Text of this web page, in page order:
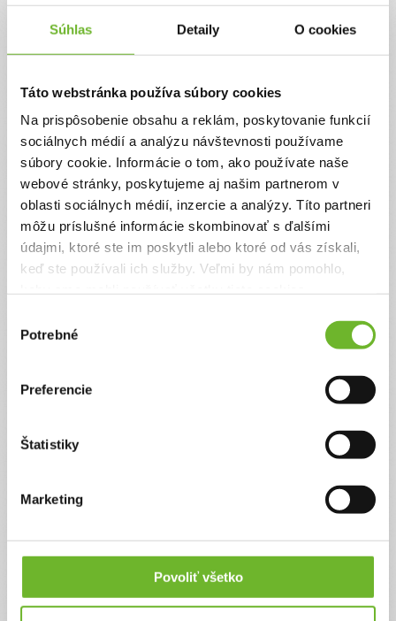
Súhlas Detaily O cookies
Táto webstránka používa súbory cookies
Na prispôsobenie obsahu a reklám, poskytovanie funkcií
sociálnych médií a analýzu návštevnosti používame
súbory cookie. Informácie o tom, ako používate naše
webové stránky, poskytujeme aj našim partnerom v
oblasti sociálnych médií, inzercie a analýzy. Títo partneri
môžu príslušné informácie skombinovať s ďalšími
údajmi, ktoré ste im poskytli alebo ktoré od vás získali,
keď ste používali ich služby. Veľmi by nám pomohlo,
súhlasu
Potrebné
Preferencie
Štatistiky
Marketing
Povoliť všetko
–vedie malý tím vAliancii stredoškolákov, kde sa podieľa na
zastupovaní hlasu študentov a osvete napr. v témach práce s emóciami,
– aktívne pracovala
mládežníckom parlamente BBSK aj školskom
– organizovalaverejné politické diskusie pre mladýchv Banskej
Okrem toho je srdcom umelkyňa, je autorkou článkov, poézie a kapitol
vlastnej knihy, bola ocenená v celoslovenskej esejistickej súťaži Leaf (jej
best-friend)
Štúdium na UWC pre ňu nepredstavuje únik, jej snom jenávrat domov s
novou silou a vedomosťami – preto sa chce v štúdiu venovať
sociológii a ľudským právam, v ktorých by sa chcela po návrate na
Slovensko aj naďalej angažovať.
Ak jej pomôžete, neinvestujete len do jedného dievčaťa, ale do
budúcnosti, v ktorej sú láskavosť, rešpekt a odvaha základom zmeny.
Aktualizácie
aj vďaka Vám Luče úspešne absolvovala prvý polrok na UWC
Mostar so skvelými výsledkami. Jej priemerné skóre na vysvedčení
študentiek IB 30.58.
slovenčine. Vo svojich prácach na predmet Antropológia sa venuje
témam súvisiacim so Slovenskom, najmä z oblastí ako vplyv kultúry,